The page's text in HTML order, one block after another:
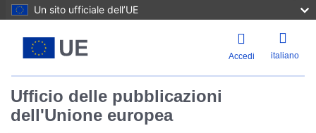
Un sito ufficiale dell’UE
Accedi italiano
Ufficio delle pubblicazioni
dell'Unione europea